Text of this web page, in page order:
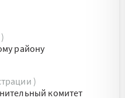
району
)
комитет